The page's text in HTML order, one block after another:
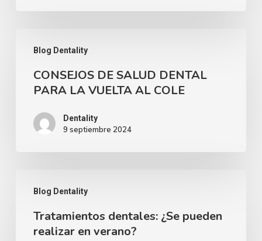
saludable
Blog Dentality
SALUD
DENTAL
PARA
VUELTA
COLE
CONSEJOS DE SALUD DENTAL
PARA LA VUELTA AL COLE
Dentality
9 septiembre 2024
Blog Dentality
dentales:
pueden
Tratamientos dentales: ¿Se pueden
realizar en verano?